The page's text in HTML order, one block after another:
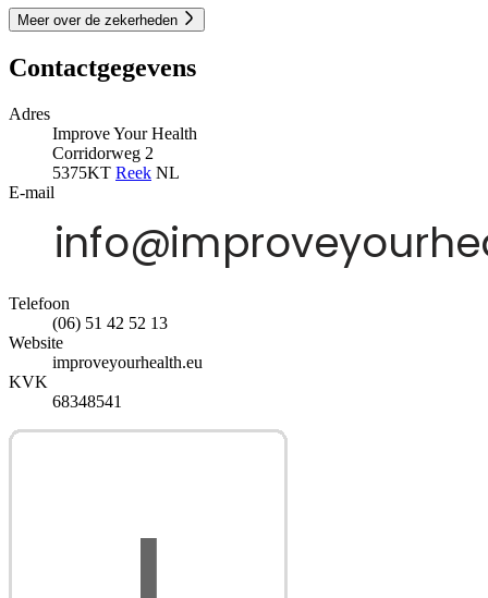
Meer over de zekerheden
Contactgegevens
Adres
Improve Your Health
Corridorweg 2
5375KT Reek NL
E-mail
Telefoon
‭(06) 51 42 52 13‬
Website
improveyourhealth.eu
KVK
68348541